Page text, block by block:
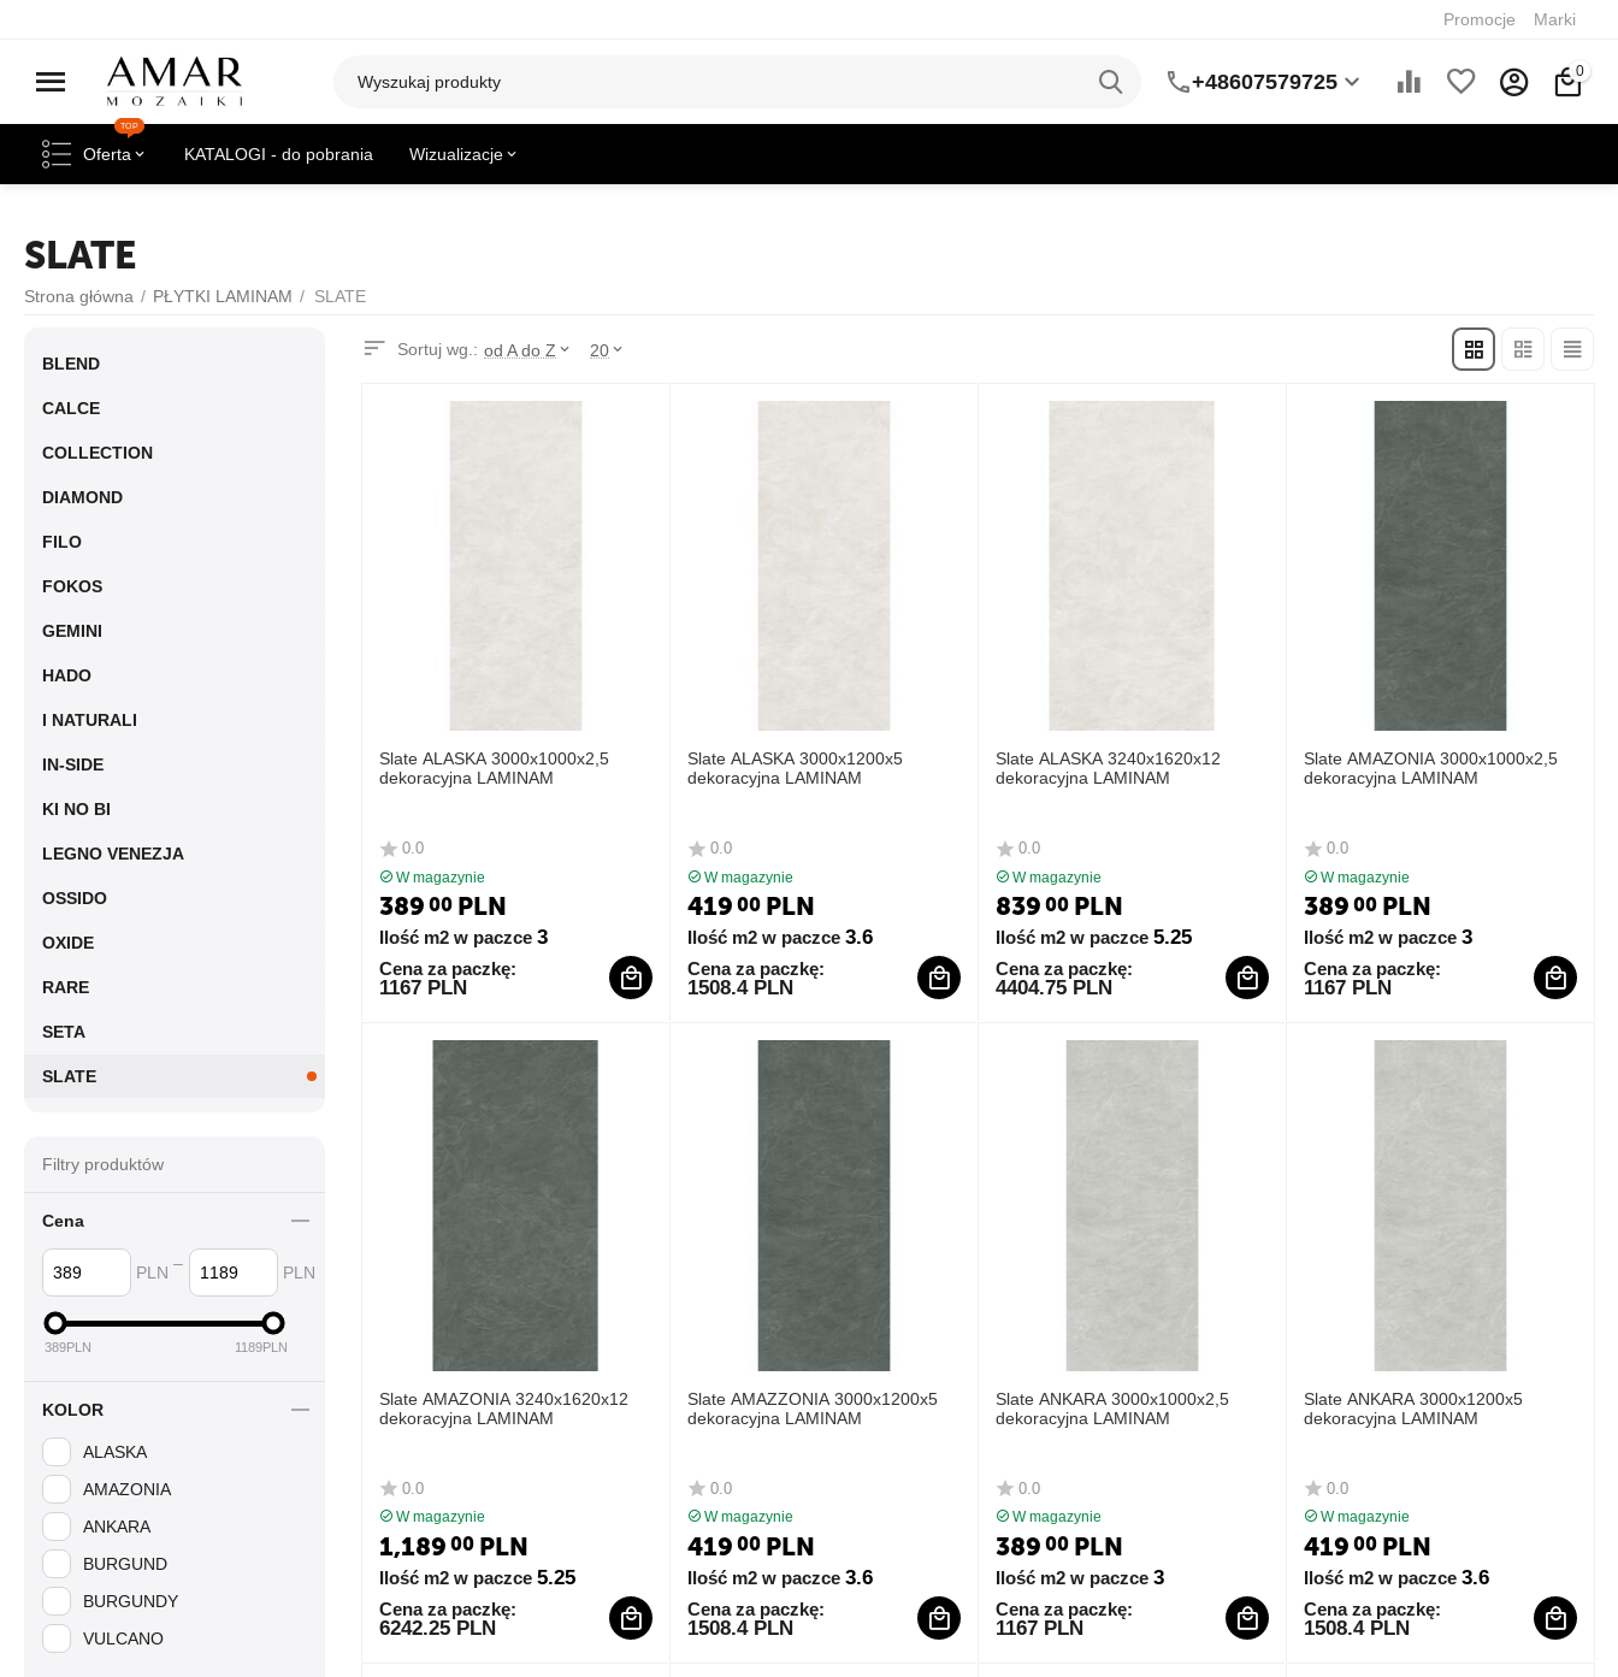
Promocje Marki
+48607579725 0
Oferta
TOP
KATALOGI - do pobrania Wizualizacje
SLATE
Strona główna / PŁYTKI LAMINAM / SLATE
Sortuj wg.: od A do Z 20
Slate ALASKA 3000x1000x2,5
dekoracyjna LAMINAM
0.0
W magazynie
389 00 PLN
Ilość m2 w paczce 3
Cena za paczkę:
1167 PLN
Slate ALASKA 3000x1200x5
dekoracyjna LAMINAM
0.0
W magazynie
419 00 PLN
Ilość m2 w paczce 3.6
Cena za paczkę:
1508.4 PLN
Slate ALASKA 3240x1620x12
dekoracyjna LAMINAM
0.0
W magazynie
839 00 PLN
Ilość m2 w paczce 5.25
Cena za paczkę:
4404.75 PLN
Slate AMAZONIA 3000x1000x2,5
dekoracyjna LAMINAM
0.0
W magazynie
389 00 PLN
Ilość m2 w paczce 3
Cena za paczkę:
1167 PLN
Slate AMAZONIA 3240x1620x12
dekoracyjna LAMINAM
0.0
W magazynie
1,189 00 PLN
Ilość m2 w paczce 5.25
Cena za paczkę:
6242.25 PLN
Slate AMAZZONIA 3000x1200x5
dekoracyjna LAMINAM
0.0
W magazynie
419 00 PLN
Ilość m2 w paczce 3.6
Cena za paczkę:
1508.4 PLN
Slate ANKARA 3000x1000x2,5
dekoracyjna LAMINAM
0.0
W magazynie
389 00 PLN
Ilość m2 w paczce 3
Cena za paczkę:
1167 PLN
Slate ANKARA 3000x1200x5
dekoracyjna LAMINAM
0.0
W magazynie
419 00 PLN
Ilość m2 w paczce 3.6
Cena za paczkę:
1508.4 PLN
BLEND
CALCE
COLLECTION
DIAMOND
FILO
FOKOS
GEMINI
HADO
I NATURALI
IN-SIDE
KI NO BI
LEGNO VENEZJA
OSSIDO
OXIDE
RARE
SETA
SLATE
Filtry produktów
Cena
PLN – PLN
389PLN 1189PLN
KOLOR
ALASKA
AMAZONIA
ANKARA
BURGUND
BURGUNDY
VULCANO